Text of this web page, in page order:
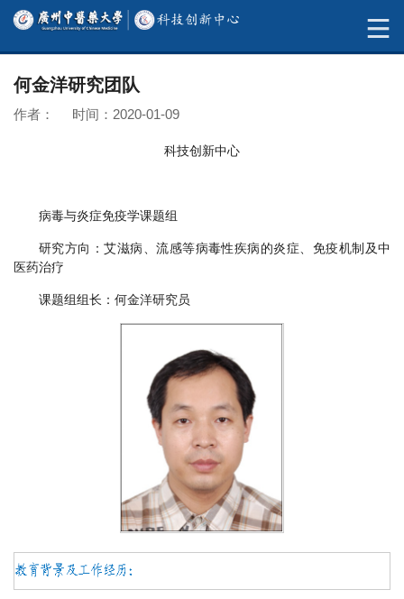
何金洋研究团队
作者： 时间：2020-01-09
科技创新中心
病毒与炎症免疫学课题组
研究方向：艾滋病、流感等病毒性疾病的炎症、免疫机制及中
医药治疗
课题组组长：何金洋研究员